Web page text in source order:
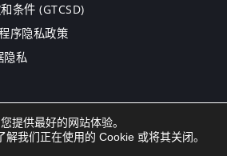
条件 (GTCSD)
序隐私政策
私
提供最好的网站体验。
解我们正在使用的 Cookie 或将其关闭。